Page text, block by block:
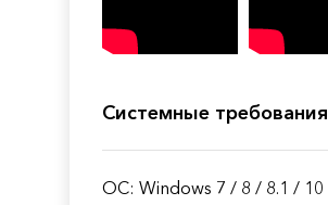
Системные требования
ОС: Windows 7 / 8 / 8.1 / 10